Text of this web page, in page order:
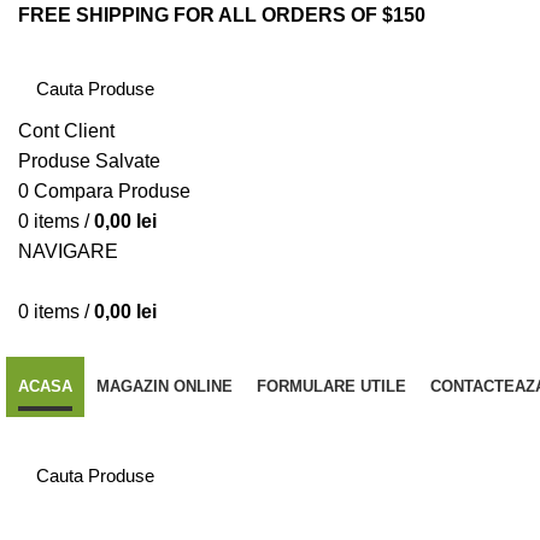
FREE SHIPPING FOR ALL ORDERS OF $150
Cont Client
Produse Salvate
0 Compara Produse
0 items / 0,00 lei
NAVIGARE
0 items / 0,00 lei
ACASA MAGAZIN ONLINE FORMULARE UTILE